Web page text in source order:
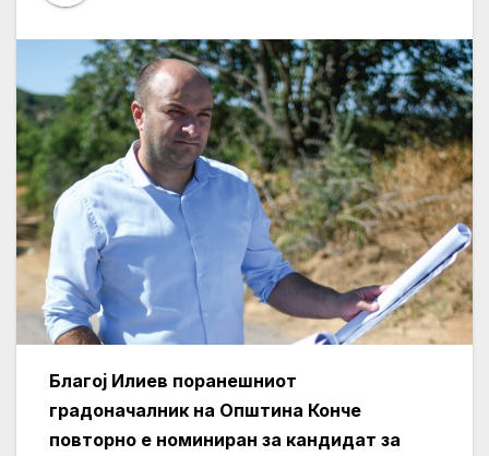
Благој Илиев поранешниот
градоначалник на Општина Конче
повторно е номиниран за кандидат за